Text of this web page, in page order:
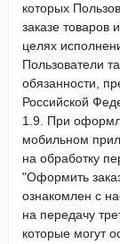
которых
заказе товаров
целях
Пользователи
обязанности,
Российской
1.9. При
мобильном
на обработку
"Оформить
ознакомлен с
на передачу
которые могут